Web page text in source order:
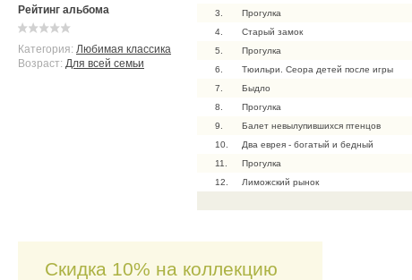
Рейтинг альбома
Категория: Любимая классика
Возраст: Для всей семьи
3.
Прогулка
4.
Старый замок
5.
Прогулка
6.
Тюильри. Сеора детей после игры
7.
Быдло
8.
Прогулка
9.
Балет невылупившихся птенцов
10.
Два еврея - богатый и бедный
11.
Прогулка
12.
Лиможский рынок
Скидка 10% на коллекцию